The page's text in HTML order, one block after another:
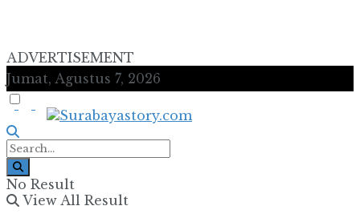
ADVERTISEMENT
Jumat, Agustus 7, 2026
No Result
View All Result